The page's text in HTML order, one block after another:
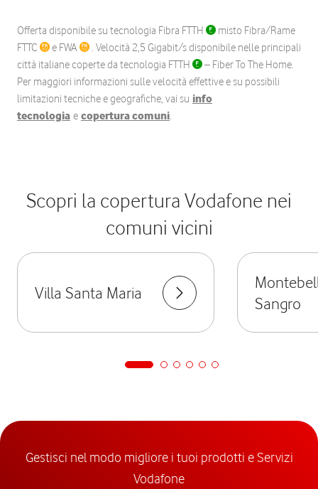
Offerta disponibile su tecnologia Fibra FTTH
misto Fibra/Rame
FTTC
e FWA
. Velocità 2,5 Gigabit/s disponibile nelle principali
città italiane coperte da tecnologia FTTH
– Fiber To The Home.
Per maggiori informazioni sulle velocità effettive e su possibili
limitazioni tecniche e geografiche, vai su info
tecnologia e copertura comuni.
Scopri la copertura Vodafone nei
comuni vicini
Villa Santa Maria
Sangro
Gestisci nel modo migliore i tuoi prodotti e Servizi
Vodafone